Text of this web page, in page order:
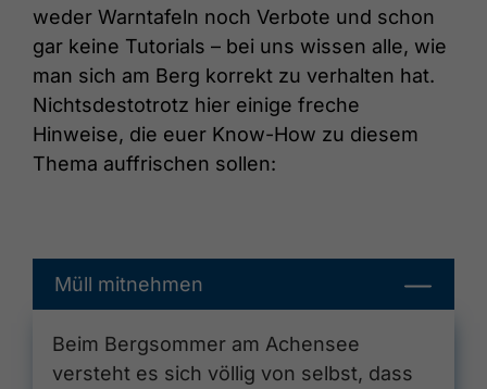
weder Warntafeln noch Verbote und schon
gar keine Tutorials – bei uns wissen alle, wie
man sich am Berg korrekt zu verhalten hat.
Nichtsdestotrotz hier einige freche
Hinweise, die euer Know-How zu diesem
Thema auffrischen sollen:
Müll mitnehmen
Beim Bergsommer am Achensee
versteht es sich völlig von selbst, dass